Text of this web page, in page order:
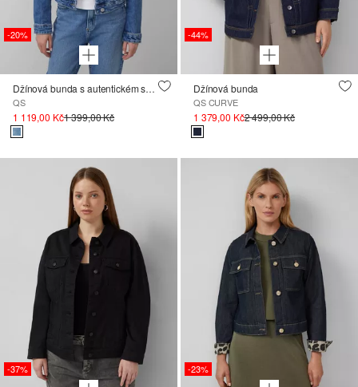
-20%
Džínová bunda s autentickém seprání
QS
1 119,00 Kč1 399,00 Kč
-44%
Džínová bunda
QS CURVE
1 379,00 Kč2 499,00 Kč
-37% -23%